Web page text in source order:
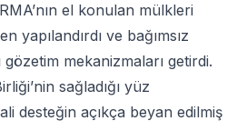
el konulan mülkleri
yapılandırdı ve bağımsız
gözetim mekanizmaları getirdi.
sağladığı yüz
desteğin açıkça beyan edilmiş